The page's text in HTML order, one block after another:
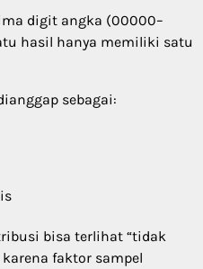
digit angka (00000–
hasil hanya memiliki satu
sebagai:
bisa terlihat “tidak
faktor sampel